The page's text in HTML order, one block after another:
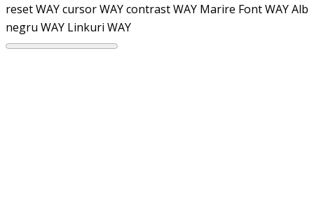
reset WAYcursor WAYcontrast WAY Marire Font WAYAlb
negru WAY Linkuri WAY